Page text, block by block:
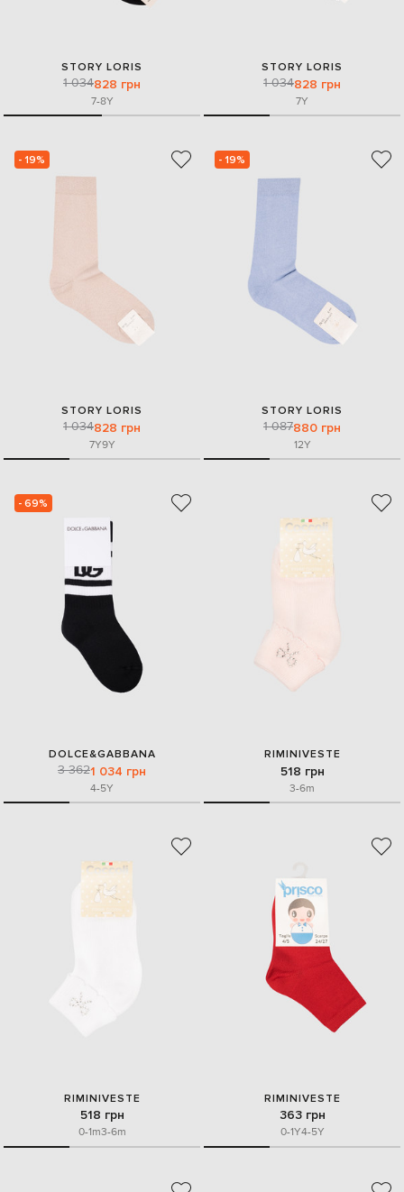
STORY LORIS
1 034828 грн
7-8Y
STORY LORIS
1 034828 грн
7Y
- 19%
STORY LORIS
1 034828 грн
7Y9Y
- 19%
STORY LORIS
1 087880 грн
12Y
- 69%
DOLCE&GABBANA
3 3621 034 грн
4-5Y
RIMINIVESTE
518 грн
3-6m
RIMINIVESTE
518 грн
0-1m3-6m
RIMINIVESTE
363 грн
0-1Y4-5Y